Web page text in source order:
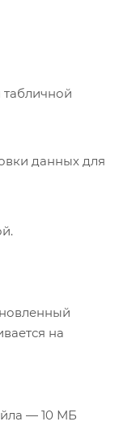
табличной
данных для
на
— 10 МБ